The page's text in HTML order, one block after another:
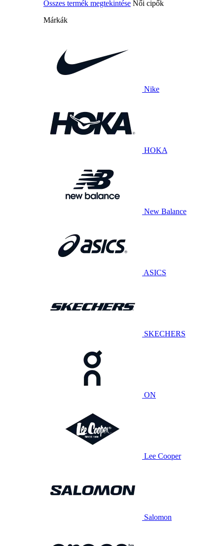
Összes termék megtekintése Női cipők
Márkák
Nike
HOKA
New Balance
ASICS
SKECHERS
ON
Lee Cooper
Salomon